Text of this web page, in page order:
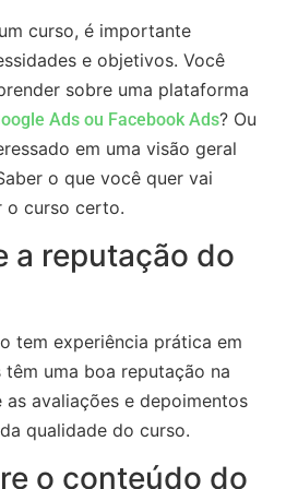
curso, é importante
e objetivos. Você
sobre uma plataforma
Ads ou Facebook Ads? Ou
em uma visão geral
o que você quer vai
o curso certo.
a reputação do
tem experiência prática em
uma boa reputação na
as avaliações e depoimentos
qualidade do curso.
o conteúdo do